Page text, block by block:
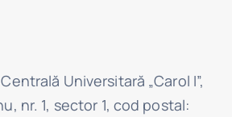
Universitară „Carol I”,
nr. 1, sector 1, cod postal: